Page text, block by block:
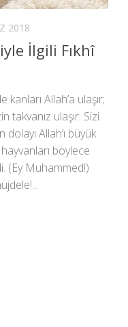
2018
İlgili Fıkhî
Allah’a ulaşır;
takvanız ulaşır. Sizi
Allah’ı büyük
hayvanları böylece
(Ey Muhammed!)